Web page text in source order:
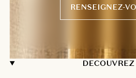
DECOUVREZ
RENSEIGNEZ-